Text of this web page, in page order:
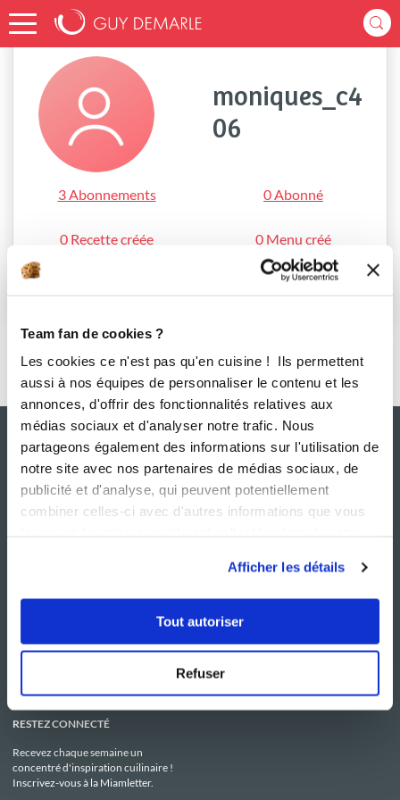
Team fan de cookies ?
Les cookies ce n'est pas qu'en cuisine ! Ils permettent
aussi à nos équipes de personnaliser le contenu et les
annonces, d'offrir des fonctionnalités relatives aux
médias sociaux et d'analyser notre trafic. Nous
partageons également des informations sur l'utilisation de
notre site avec nos partenaires de médias sociaux, de
publicité et d'analyse, qui peuvent potentiellement
combiner celles-ci avec d'autres informations que vous
Afficher les détails
Tout autoriser
Refuser
Accueil moniques_c406
moniques_c4
06
3 Abonnements 0 Abonné
0 Recette créée 0 Menu créé
Le Mag'
Boutique
C.G.U
Politique de confidentialité
Utilisation des Cookies
RESTEZ CONNECTÉ
Recevez chaque semaine un
concentré d'inspiration cuilinaire !
Inscrivez-vous à la Miamletter.